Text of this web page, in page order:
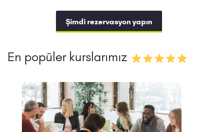
Şimdi rezervasyon yapın
En popüler kurslarımız